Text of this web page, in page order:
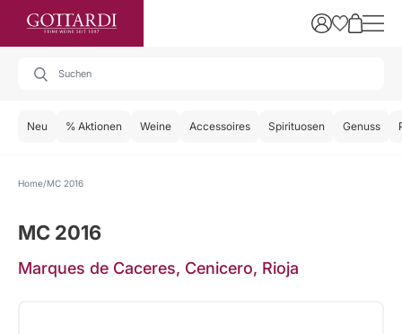
Neu % Aktionen Weine Accessoires Spirituosen Genuss
Home MC 2016
MC 2016
Marques de Caceres, Cenicero, Rioja